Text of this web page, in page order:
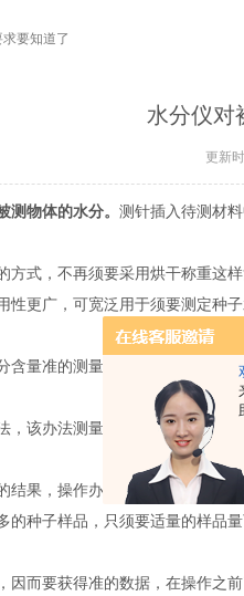
要知道了
水分仪对
更新
测物体的水分。测针插入待测材
，不再须要采用烘干称重这
更广，可宽泛用于须要测定种子
准的测量对食粮采购、存储、
办法测量准，不过效率低下，
，操作办法是非常重要的，
种子样品，只须要适量的样品
要获得准的数据，在操作之